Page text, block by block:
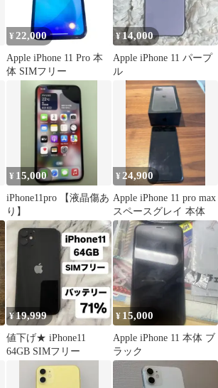
¥ 22,000
Apple iPhone 11 Pro 本
体 SIMフリー
¥14,000
Apple iPhone 11 パープ
ル
¥ 15,000
iPhone11pro 【液晶傷あ
り】
¥ 24,900
Apple iPhone 11 pro max
スペースグレイ 本体
¥19,999
値下げ★ iPhone11
64GB SIMフリー
¥ 15,000
Apple iPhone 11 本体 ブ
ラック